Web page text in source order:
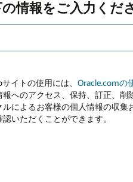
情報をご入力くださ
イトの使用には、 Oracle.comの
へのアクセス、保持、訂正、削
によるお客様の個人情報の収集
認いただくことができます。